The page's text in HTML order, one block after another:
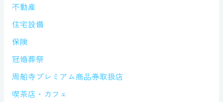
不動産
住宅設備
保険
冠婚葬祭
周船寺プレミアム商品券取扱店
喫茶店・カフェ